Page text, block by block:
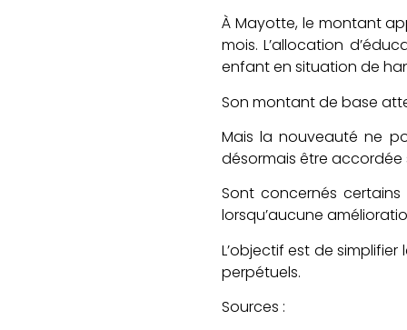
À Mayotte, le montant
mois. L’allocation
enfant en situation de
Son montant de base
Mais la nouveauté ne
désormais être accordée
Sont concernés
lorsqu’aucune
L’objectif est de
perpétuels.
Sources :